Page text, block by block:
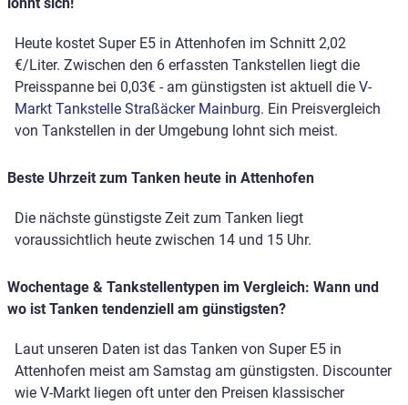
Heute kostet Super E5 in Attenhofen im Schnitt 2,02
€/Liter. Zwischen den 6 erfassten Tankstellen liegt die
Preisspanne bei 0,03€ - am günstigsten ist aktuell die V-
Markt Tankstelle Straßäcker Mainburg. Ein Preisvergleich
von Tankstellen in der Umgebung lohnt sich meist.
Beste Uhrzeit zum Tanken heute in Attenhofen
Die nächste günstigste Zeit zum Tanken liegt
voraussichtlich heute zwischen 14 und 15 Uhr.
Wochentage & Tankstellentypen im Vergleich: Wann und
wo ist Tanken tendenziell am günstigsten?
Laut unseren Daten ist das Tanken von Super E5 in
Attenhofen meist am Samstag am günstigsten. Discounter
wie V-Markt liegen oft unter den Preisen klassischer